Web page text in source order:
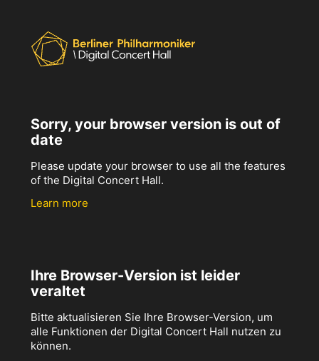
Sorry, your browser version is out of
date
Please update your browser to use all the features
of the Digital Concert Hall.
Learn more
Ihre Browser-Version ist leider
veraltet
Bitte aktualisieren Sie Ihre Browser-Version, um
alle Funktionen der Digital Concert Hall nutzen zu
können.